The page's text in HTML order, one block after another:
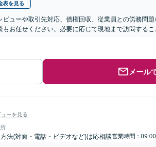
表を見る
ビューや取引先対応、債権回収、従業員との労務問
お任せください。必要に応じて現地まで訪問する
メール
ーを見る
法(対面・電話・ビデオなど)は応相談営業時間：